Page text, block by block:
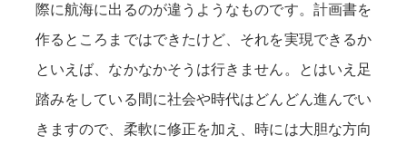
際に航海に出るのが違うようなものです。計画書を
作るところまではできたけど、それを実現できるか
といえば、なかなかそうは行きません。とはいえ足
踏みをしている間に社会や時代はどんどん進んでい
きますので、柔軟に修正を加え、時には大胆な方向